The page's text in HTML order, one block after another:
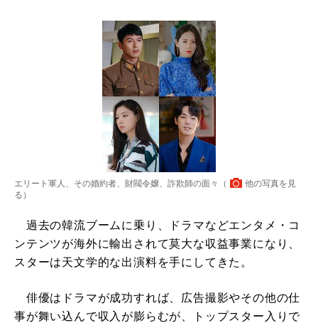
エリート軍人、その婚約者、財閥令嬢、詐欺師の面々（
他の写真を見
る ）
過去の韓流ブームに乗り、ドラマなどエンタメ・コ
ンテンツが海外に輸出されて莫大な収益事業になり、
スターは天文学的な出演料を手にしてきた。
俳優はドラマが成功すれば、広告撮影やその他の仕
事が舞い込んで収入が膨らむが、トップスター入りで